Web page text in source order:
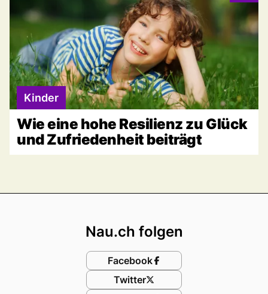
Kinder
Wie eine hohe Resilienz zu Glück
und Zufriedenheit beiträgt
Nau.ch folgen
Facebook
Twitter